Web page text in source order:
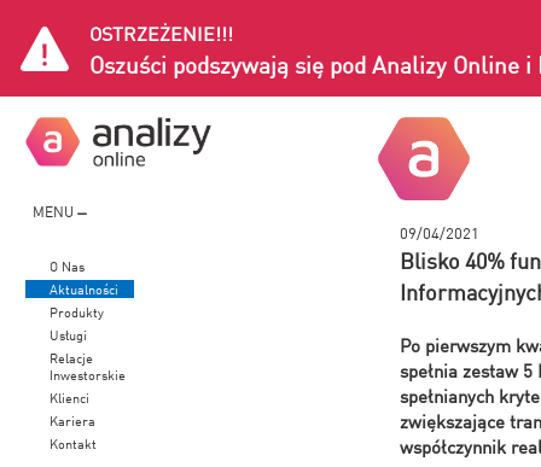
OSTRZEŻENIE!!!
Oszuści podszywają się pod Analizy Online i
MENU
O Nas
Aktualności
Produkty
Usługi
Relacje
Inwestorskie
Klienci
Kariera
Kontakt
09/04/2021
Blisko 40%
Po pierwszym
spełnia zestaw
spełnianych
zwiększające
współczynnik